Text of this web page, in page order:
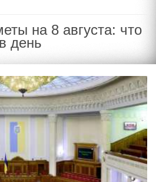
на 8 августа: что
день